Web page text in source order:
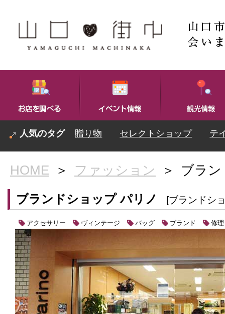
贈り物 セレクトショップ テ
HOME ＞ ファッション ＞ ブラ
ブランドショップ パリノ [ブランドシ
アクセサリー ヴィンテージ バッグ ブランド 修理